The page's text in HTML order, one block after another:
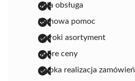
miła obsługa
fachowa pomoc
szeroki asortyment
dobre ceny
szybka realizacja zamówień